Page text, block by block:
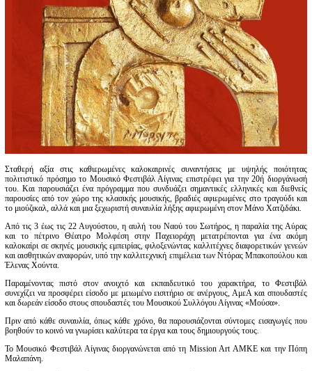
Είσοδος διαχειριστή
Σταθερή αξία στις καθιερωμένες καλοκαιρινές συναντήσεις με υψηλής ποιότητας
πολιτιστικό πρόσημο το Μουσικό Φεστιβάλ Αίγινας επιστρέφει για την 20ή διοργάνωσή
του. Και παρουσιάζει ένα πρόγραμμα που συνδυάζει σημαντικές ελληνικές και διεθνείς
παρουσίες από τον χώρο της κλασικής μουσικής, βραδιές αφιερωμένες στο τραγούδι και
το μιούζικαλ, αλλά και μια ξεχωριστή συναυλία λήξης αφιερωμένη στον Μάνο Χατζιδάκι.
Από τις 3 έως τις 22 Αυγούστου, η αυλή του Ναού του Σωτήρος, η παραλία της Αύρας
και το πέτρινο Θέατρο Μολφέση στην Παχειοράχη μετατρέπονται για ένα ακόμη
καλοκαίρι σε σκηνές μουσικής εμπειρίας, φιλοξενώντας καλλιτέχνες διαφορετικών γενεών
και αισθητικών αναφορών, υπό την καλλιτεχνική επιμέλεια των Ντόρας Μπακοπούλου και
Έλενας Χούντα.
Παραμένοντας πιστό στον ανοιχτό και εκπαιδευτικό του χαρακτήρα, το Φεστιβάλ
συνεχίζει να προσφέρει είσοδο με μειωμένο εισιτήριο σε ανέργους, ΑμεΑ και σπουδαστές
και δωρεάν είσοδο στους σπουδαστές του Μουσικού Συλλόγου Αίγινας «Μούσα».
Πριν από κάθε συναυλία, όπως κάθε χρόνο, θα παρουσιάζονται σύντομες εισαγωγές που
βοηθούν το κοινό να γνωρίσει καλύτερα τα έργα και τους δημιουργούς τους.
Το Μουσικό Φεστιβάλ Αίγινας διοργανώνεται από τη Mission Art ΑΜΚΕ και την Πόπη
Μαλαπάνη.